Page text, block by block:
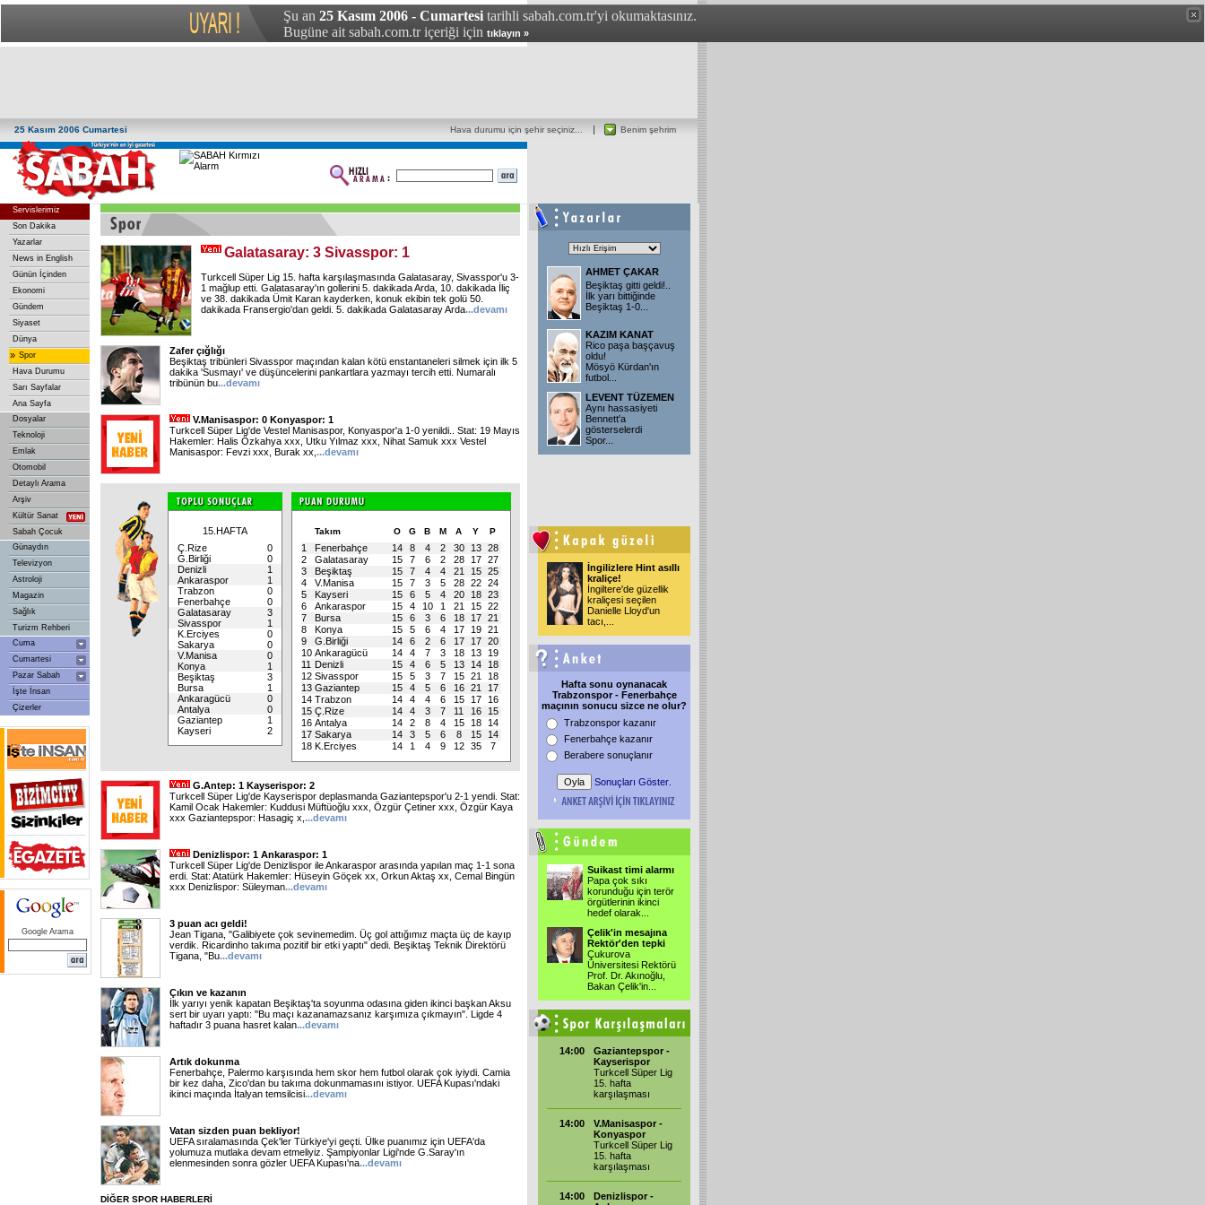
Şu an 25 Kasım 2006 - Cumartesi tarihli sabah.com.tr'yi okumaktasınız.
Bugüne ait sabah.com.tr içeriği için tıklayın »
25 Kasım 2006 Cumartesi Benim şehrim
Hava durumu için şehir seçiniz...
Servislerimiz
Son Dakika
Yazarlar
News in English
Günün İçinden
Ekonomi
Gündem
Siyaset
Dünya
» Spor
Hava Durumu
Sarı Sayfalar
Ana Sayfa
Dosyalar
Teknoloji
Emlak
Otomobil
Detaylı Arama
Arşiv
Kültür Sanat
Sabah Çocuk
Günaydın
Televizyon
Astroloji
Magazin
Sağlık
Turizm Rehberi
Cuma
Cumartesi
Pazar Sabah
İşte İnsan
Çizerler
Google Arama
Galatasaray: 3 Sivasspor: 1
Turkcell Süper Lig 15. hafta karşılaşmasında Galatasaray, Sivasspor'u 3-
1 mağlup etti. Galatasaray'ın gollerini 5. dakikada Arda, 10. dakikada İliç
ve 38. dakikada Ümit Karan kayderken, konuk ekibin tek golü 50.
dakikada Fransergio'dan geldi. 5. dakikada Galatasaray Arda...devamı
Zafer çığlığı
Beşiktaş tribünleri Sivasspor maçından kalan kötü enstantaneleri silmek için ilk 5
dakika 'Susmayı' ve düşüncelerini pankartlara yazmayı tercih etti. Numaralı
tribünün bu...devamı
V.Manisaspor: 0 Konyaspor: 1
Turkcell Süper Lig'de Vestel Manisaspor, Konyaspor'a 1-0 yenildi.. Stat: 19 Mayıs
Hakemler: Halis Özkahya xxx, Utku Yılmaz xxx, Nihat Samuk xxx Vestel
Manisaspor: Fevzi xxx, Burak xx, ...devamı
15.HAFTA
Ç.Rize
0
G.Birliği
0
Denizli
1
Ankaraspor
1
Trabzon
0
Fenerbahçe
0
Galatasaray
3
Sivasspor
1
K.Erciyes
0
Sakarya
0
V.Manisa
0
Konya
1
Beşiktaş
3
Bursa
1
Ankaragücü
0
Antalya
0
Gaziantep
1
Kayseri
2
Takım O G B M A Y P
1 Fenerbahçe 14 8 4 2 30 13
28
2
Galatasaray 15 7 6 2 28 17
27
3
Beşiktaş 15 7 4 4 21 15
25
4
V.Manisa 15 7 3 5 28 22
24
5
Kayseri 15 6 5 4 20 18
23
6
Ankaraspor 15 4 10 1 21 15
22
7
Bursa 15 6 3 6 18 17
21
8
Konya 15 5 6 4 17 19
21
9
G.Birliği 14 6 2 6 17 17
20
10 Ankaragücü 14 4 7 3 18 13
19
11 Denizli 15 4 6 5 13 14
18
12 Sivasspor 15 5 3 7 15 21
18
13 Gaziantep 15 4 5 6 16 21
17
14 Trabzon 14 4 4 6 15 17
16
15 Ç.Rize 14 4 3 7 11 16
15
16 Antalya 14 2 8 4 15 18
14
17 Sakarya 14 3 5 6 8 15
14
18 K.Erciyes 14 1 4 9 12 35 7
G.Antep: 1 Kayserispor: 2
Turkcell Süper Lig'de Kayserispor deplasmanda Gaziantepspor'u 2-1 yendi. Stat:
Kamil Ocak Hakemler: Kuddusi Müftüoğlu xxx, Özgür Çetiner xxx, Özgür Kaya
xxx Gaziantepspor: Hasagiç x, ...devamı
Denizlispor: 1 Ankaraspor: 1
Turkcell Süper Lig'de Denizlispor ile Ankaraspor arasında yapılan maç 1-1 sona
erdi. Stat: Atatürk Hakemler: Hüseyin Göçek xx, Orkun Aktaş xx, Cemal Bingün
xxx Denizlispor: Süleyman...devamı
3 puan acı geldi!
Jean Tigana, "Galibiyete çok sevinemedim. Üç gol attığımız maçta üç de kayıp
verdik. Ricardinho takıma pozitif bir etki yaptı" dedi. Beşiktaş Teknik Direktörü
Tigana, "Bu...devamı
Çıkın ve kazanın
İlk yarıyı yenik kapatan Beşiktaş'ta soyunma odasına giden ikinci başkan Aksu
sert bir uyarı yaptı: "Bu maçı kazanamazsanız karşımıza çıkmayın". Ligde 4
haftadır 3 puana hasret kalan...devamı
Artık dokunma
Fenerbahçe, Palermo karşısında hem skor hem futbol olarak çok iyiydi. Camia
bir kez daha, Zico'dan bu takıma dokunmamasını istiyor. UEFA Kupası'ndaki
ikinci maçında İtalyan temsilcisi...devamı
Vatan sizden puan bekliyor!
UEFA sıralamasında Çek'ler Türkiye'yi geçti. Ülke puanımız için UEFA'da
yolumuza mutlaka devam etmeliyiz. Şampiyonlar Ligi'nde G.Saray'ın
elenmesinden sonra gözler UEFA Kupası'na...devamı
DİĞER SPOR HABERLERİ
AHMET ÇAKAR
Beşiktaş gitti geldi!..
İlk yarı bittiğinde
Beşiktaş 1-0...
KAZIM KANAT
Rico paşa başçavuş
oldu!
Mösyö Kürdan'ın
futbol...
LEVENT TÜZEMEN
Aynı hassasiyeti
Bennett'a
gösterselerdi
Spor...
İngilizlere Hint asıllı
kraliçe!
İngiltere'de güzellik
kraliçesi seçilen
Danielle Lloyd'un
tacı,...
Hafta sonu oynanacak
Trabzonspor - Fenerbahçe
maçının sonucu sizce ne olur?
Trabzonspor kazanır
Fenerbahçe kazanır
Berabere sonuçlanır
Sonuçları Göster
Suikast timi alarmı
Papa çok sıkı
korunduğu için terör
örgütlerinin ikinci
hedef olarak...
Çelik'in mesajına
Rektör'den tepki
Çukurova
Üniversitesi Rektörü
Prof. Dr. Akınoğlu,
Bakan Çelik'in...
14:00
Gaziantepspor -
Kayserispor
Turkcell Süper Lig
15. hafta
karşılaşması
14:00
V.Manisaspor -
Konyaspor
Turkcell Süper Lig
15. hafta
karşılaşması
14:00
Denizlispor -